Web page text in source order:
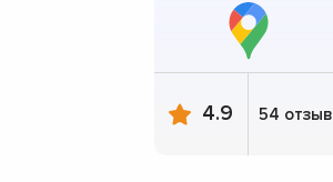
4.9 54 отзыв